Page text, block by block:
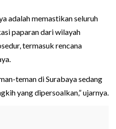
adalah memastikan seluruh
paparan dari wilayah
termasuk rencana
teman di Surabaya sedang
yang dipersoalkan,” ujarnya.